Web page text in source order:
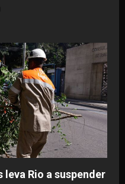
Rio a suspender